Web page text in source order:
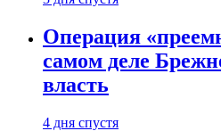
Операция
самом деле
власть
4 дня спустя